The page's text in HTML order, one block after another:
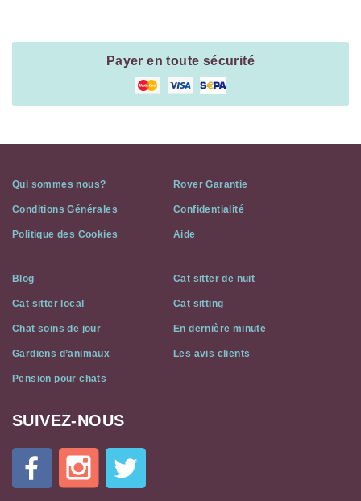
Payer en toute sécurité
Qui sommes nous? Rover Garantie
Conditions Générales Confidentialité
Politique des Cookies Aide
Blog Cat sitter de nuit
Cat sitter local Cat sitting
Chat soins de jour En dernière minute
Gardiens d’animaux Les avis clients
Pension pour chats
Cat
Flat
SUIVEZ-NOUS